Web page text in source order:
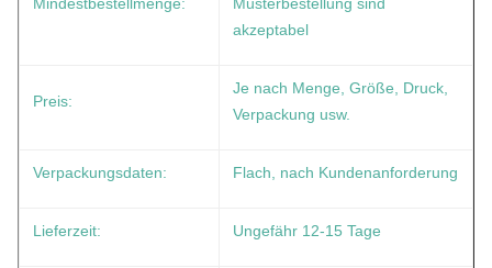
akzeptabel
Preis:
Je nach Menge, Größe, Druck,
Verpackung usw.
Verpackungsdaten: Flach, nach Kundenanforderung
Lieferzeit: Ungefähr 12-15 Tage